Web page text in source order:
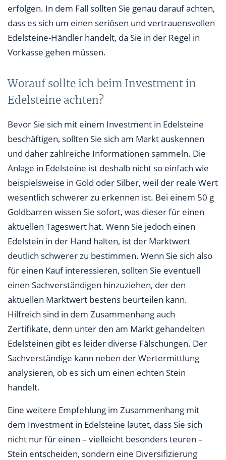
erfolgen. In dem Fall sollten Sie genau darauf achten,
dass es sich um einen seriösen und vertrauensvollen
Edelsteine-Händler handelt, da Sie in der Regel in
Vorkasse gehen müssen.
Worauf sollte ich beim Investment in
Edelsteine achten?
Bevor Sie sich mit einem Investment in Edelsteine
beschäftigen, sollten Sie sich am Markt auskennen
und daher zahlreiche Informationen sammeln. Die
Anlage in Edelsteine ist deshalb nicht so einfach wie
beispielsweise in Gold oder Silber, weil der reale Wert
wesentlich schwerer zu erkennen ist. Bei einem 50 g
Goldbarren wissen Sie sofort, was dieser für einen
aktuellen Tageswert hat. Wenn Sie jedoch einen
Edelstein in der Hand halten, ist der Marktwert
deutlich schwerer zu bestimmen. Wenn Sie sich also
für einen Kauf interessieren, sollten Sie eventuell
einen Sachverständigen hinzuziehen, der den
aktuellen Marktwert bestens beurteilen kann.
Hilfreich sind in dem Zusammenhang auch
Zertifikate, denn unter den am Markt gehandelten
Edelsteinen gibt es leider diverse Fälschungen. Der
Sachverständige kann neben der Wertermittlung
analysieren, ob es sich um einen echten Stein
handelt.
Eine weitere Empfehlung im Zusammenhang mit
dem Investment in Edelsteine lautet, dass Sie sich
nicht nur für einen – vielleicht besonders teuren –
Stein entscheiden, sondern eine Diversifizierung